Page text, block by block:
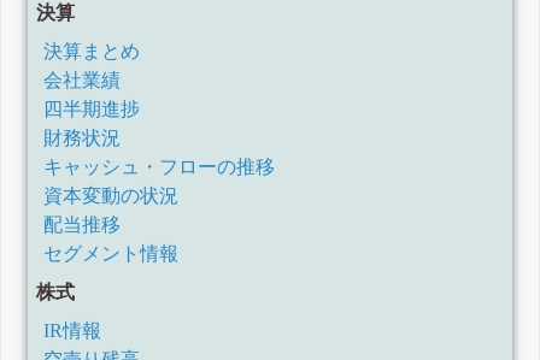
決算
決算まとめ
会社業績
四半期進捗
財務状況
キャッシュ・フローの推移
資本変動の状況
配当推移
セグメント情報
株式
IR情報